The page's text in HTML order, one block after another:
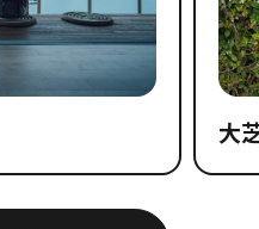
大